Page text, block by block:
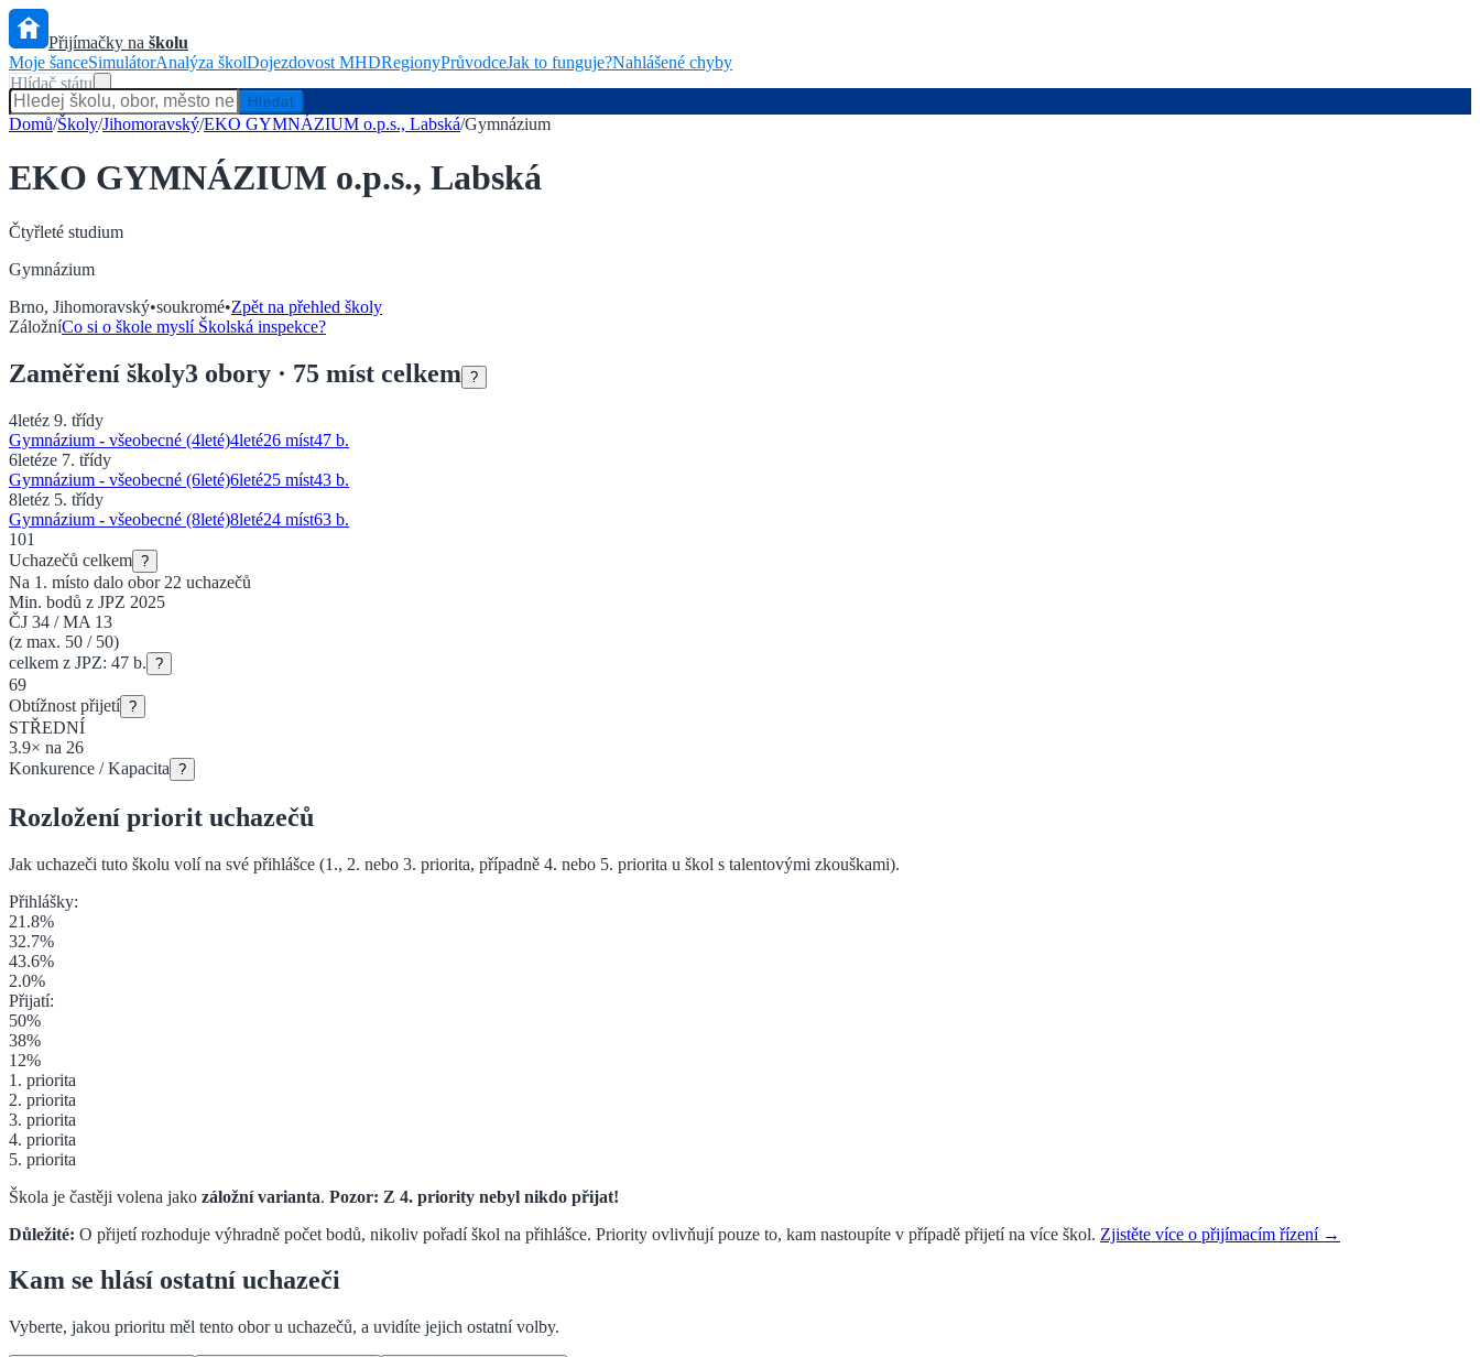
Přijímačky na školu
Moje šanceSimulátorAnalýza školDojezdovost MHDRegionyPrůvodceJak to funguje?Nahlášené chyby
Hlídač státu
Hledat
Domů/Školy/Jihomoravský/EKO GYMNÁZIUM o.p.s., Labská/Gymnázium
EKO GYMNÁZIUM o.p.s., Labská
Čtyřleté studium
Gymnázium
Brno, Jihomoravský•soukromé•Zpět na přehled školy
ZáložníCo si o škole myslí Školská inspekce?
Zaměření školy3 obory · 75 míst celkem ?
4letéz 9. třídy
Gymnázium - všeobecné (4leté)4leté26 míst47 b.
6letéze 7. třídy
Gymnázium - všeobecné (6leté)6leté25 míst43 b.
8letéz 5. třídy
Gymnázium - všeobecné (8leté)8leté24 míst63 b.
101
Uchazečů celkem ?
Na 1. místo dalo obor 22 uchazečů
Min. bodů z JPZ 2025
ČJ 34 /MA 13
(z max. 50 / 50)
celkem z JPZ: 47 b. ?
69
Obtížnost přijetí ?
STŘEDNÍ
3.9× na 26
Konkurence / Kapacita ?
Rozložení priorit uchazečů
Jak uchazeči tuto školu volí na své přihlášce (1., 2. nebo 3. priorita, případně 4. nebo 5. priorita u škol s talentovými zkouškami).
Přihlášky:
21.8%
32.7%
43.6%
2.0%
Přijatí:
50%
38%
12%
1. priorita
2. priorita
3. priorita
4. priorita
5. priorita
Škola je častěji volena jako záložní varianta. Pozor: Z 4. priority nebyl nikdo přijat!
Důležité: O přijetí rozhoduje výhradně počet bodů, nikoliv pořadí škol na přihlášce. Priority ovlivňují pouze to, kam nastoupíte v případě přijetí na více škol. Zjistěte více o přijímacím řízení →
Kam se hlásí ostatní uchazeči
Vyberte, jakou prioritu měl tento obor u uchazečů, a uvidíte jejich ostatní volby.